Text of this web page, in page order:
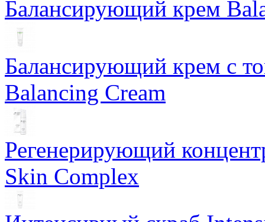
Балансирующий крем
Балансирующий крем с
Balancing Cream
Регенерирующий
Skin Complex